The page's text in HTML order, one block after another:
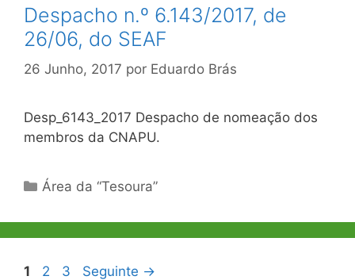
Despacho n.º 6.143/2017, de
26/06, do SEAF
26 Junho, 2017 por Eduardo Brás
Desp_6143_2017 Despacho de nomeação dos
membros da CNAPU.
Categorias
Área da “Tesoura”
Navegação
Página
1 Página
2 Página
3 Seguinte →